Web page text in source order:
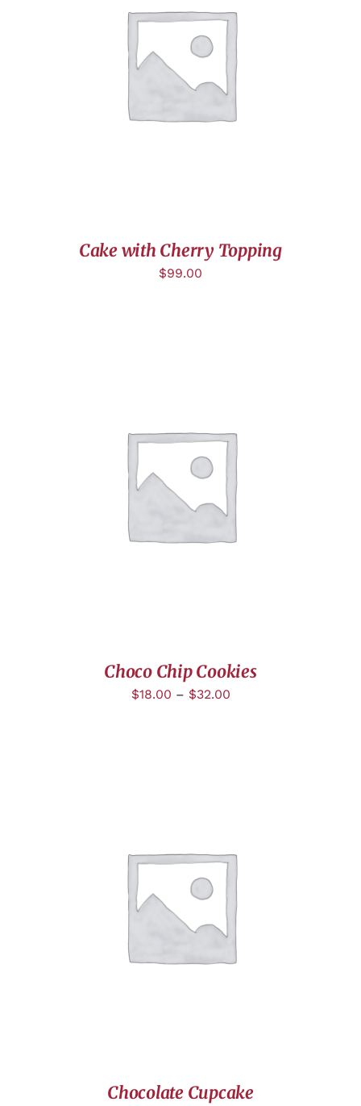
AJOUTER AU PANIER
Cake with Cherry Topping
$99.00
DÉTAILS
Choco Chip Cookies
$18.00 – $32.00
DÉTAILS
Chocolate Cupcake